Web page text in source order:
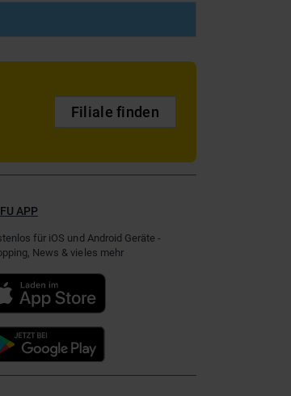
Filiale finden
APP
für iOS und Android Geräte -
News & vieles mehr